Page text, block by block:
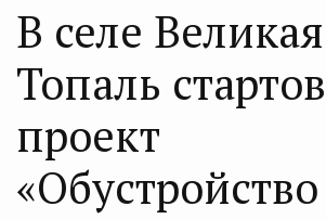
В селе Великая
Топаль
проект
«Обустройство